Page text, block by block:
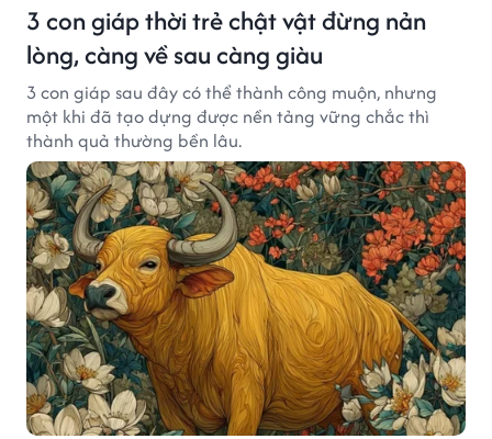
3 con giáp thời trẻ chật vật đừng nản
lòng, càng về sau càng giàu
3 con giáp sau đây có thể thành công muộn, nhưng
một khi đã tạo dựng được nền tảng vững chắc thì
thành quả thường bền lâu.